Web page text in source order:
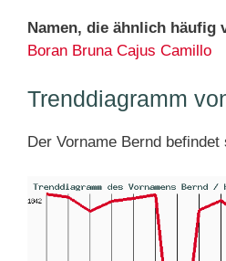
Namen, die ähnlich häufig
Boran Bruna Cajus Camillo
Trenddiagramm
Der Vorname Bernd befindet